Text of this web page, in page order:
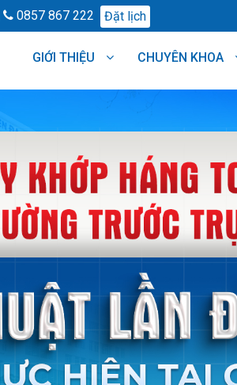
0857 867 222 Đặt lịch
GIỚI THIỆU CHUYÊN KHOA